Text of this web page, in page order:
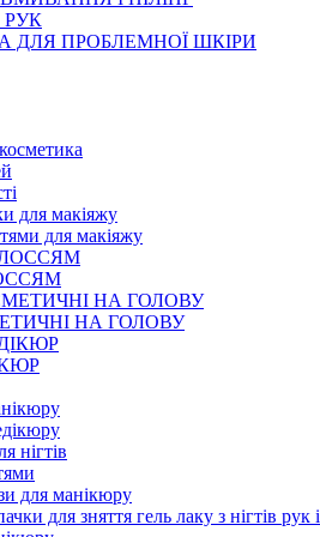
ДЛЯ ПРОБЛЕМНОЇ ШКІРИ
для макіяжу
для макіяжу
НА ГОЛОВУ
нігтів
для манікюру
для зняття гель лаку з нігтів рук